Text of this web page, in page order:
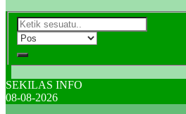
SEKILAS INFO
08-08-2026